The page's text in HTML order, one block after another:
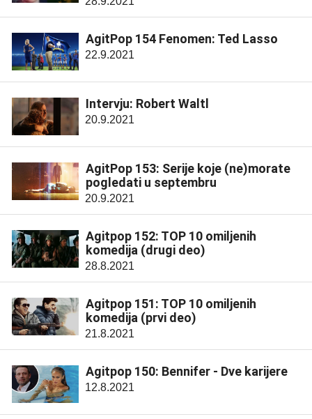
AgitPop 154 Fenomen: Ted Lasso
22.9.2021
Intervju: Robert Waltl
20.9.2021
AgitPop 153: Serije koje (ne)morate
pogledati u septembru
20.9.2021
Agitpop 152: TOP 10 omiljenih
komedija (drugi deo)
28.8.2021
Agitpop 151: TOP 10 omiljenih
komedija (prvi deo)
21.8.2021
Agitpop 150: Bennifer - Dve karijere
12.8.2021